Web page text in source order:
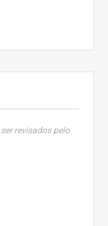
revisados pelo